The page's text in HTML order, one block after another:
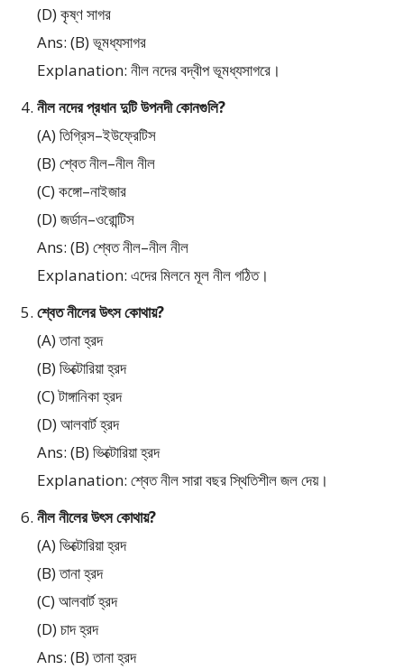
(D) কৃষ্ণ সাগর
Ans: (B) ভূমধ্যসাগর
Explanation: নীল নদের বদ্বীপ ভূমধ্যসাগরে।
নীল নদের প্রধান দুটি উপনদী কোনগুলি?
(A) তিগ্রিস–ইউফ্রেটিস
(B) শ্বেত নীল–নীল নীল
(C) কঙ্গো–নাইজার
(D) জর্ডান–ওরোন্টিস
Ans: (B) শ্বেত নীল–নীল নীল
Explanation: এদের মিলনে মূল নীল গঠিত।
শ্বেত নীলের উৎস কোথায়?
(A) তানা হ্রদ
(B) ভিক্টোরিয়া হ্রদ
(C) টাঙ্গানিকা হ্রদ
(D) আলবার্ট হ্রদ
Ans: (B) ভিক্টোরিয়া হ্রদ
Explanation: শ্বেত নীল সারা বছর স্থিতিশীল জল দেয়।
নীল নীলের উৎস কোথায়?
(A) ভিক্টোরিয়া হ্রদ
(B) তানা হ্রদ
(C) আলবার্ট হ্রদ
(D) চাদ হ্রদ
Ans: (B) তানা হ্রদ